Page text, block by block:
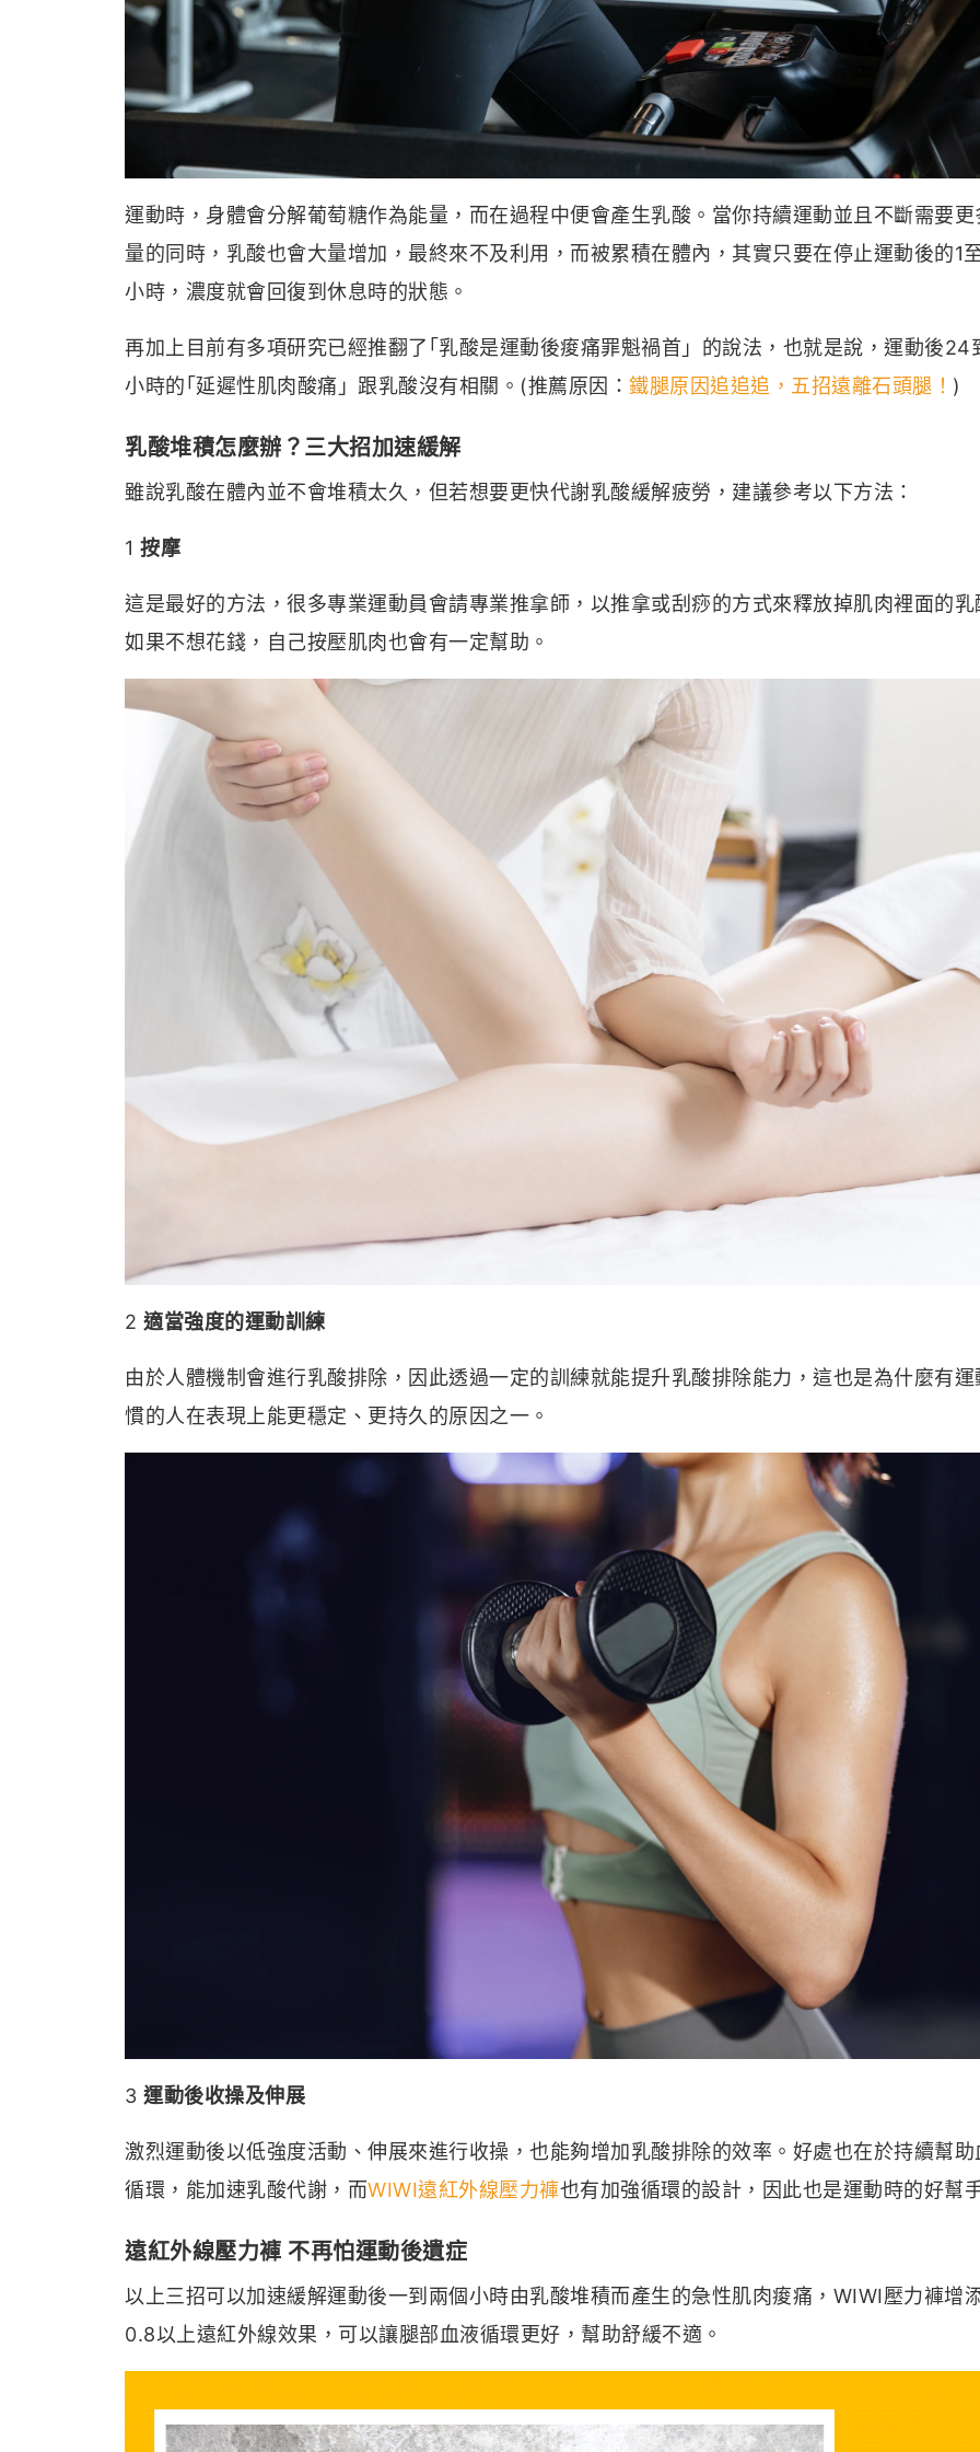
運動時，身體會分解葡萄糖作為能量，而在過程中便會產生乳酸。當你持續運動並且不斷需要更
量的同時，乳酸也會大量增加，最終來不及利用，而被累積在體內，其實只要在停止運動後的1
小時，濃度就會回復到休息時的狀態。
再加上目前有多項研究已經推翻了｢乳酸是運動後痠痛罪魁禍首」的說法，也就是說，運動後24
小時的｢延遲性肌肉酸痛」跟乳酸沒有相關。(推薦原因： 鐵腿原因追追追，五招遠離石頭腿！ )
乳酸堆積怎麼辦？三大招加速緩解
雖說乳酸在體內並不會堆積太久，但若想要更快代謝乳酸緩解疲勞，建議參考以下方法：
1 按摩
這是最好的方法，很多專業運動員會請專業推拿師，以推拿或刮痧的方式來釋放掉肌肉裡面的乳
如果不想花錢，自己按壓肌肉也會有一定幫助。
2 適當強度的運動訓練
由於人體機制會進行乳酸排除，因此透過一定的訓練就能提升乳酸排除能力，這也是為什麼有運
慣的人在表現上能更穩定、更持久的原因之一。
3 運動後收操及伸展
激烈運動後以低強度活動、伸展來進行收操，也能夠增加乳酸排除的效率。好處也在於持續幫助
循環，能加速乳酸代謝，而WIWI遠紅外線壓力褲也有加強循環的設計，因此也是運動時的好幫
遠紅外線壓力褲 不再怕運動後遺症
以上三招可以加速緩解運動後一到兩個小時由乳酸堆積而產生的急性肌肉痠痛，WIWI壓力褲增
0.8以上遠紅外線效果，可以讓腿部血液循環更好，幫助舒緩不適。